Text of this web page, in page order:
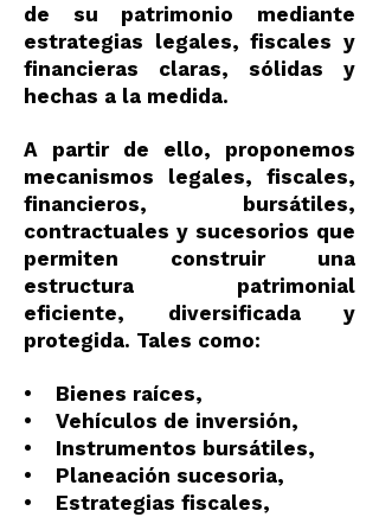
de su patrimonio mediante
estrategias legales, fiscales y
financieras claras, sólidas y
hechas a la medida.
A partir de ello, proponemos
mecanismos legales, fiscales,
financieros, bursátiles,
contractuales y sucesorios que
permiten construir una
estructura patrimonial
eficiente, diversificada y
protegida. Tales como:
• Bienes raíces,
• Vehículos de inversión,
• Instrumentos bursátiles,
• Planeación sucesoria,
• Estrategias fiscales,